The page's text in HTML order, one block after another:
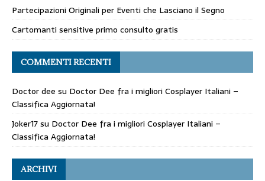
Partecipazioni Originali per Eventi che Lasciano il Segno
Cartomanti sensitive primo consulto gratis
COMMENTI RECENTI
Doctor dee su Doctor Dee fra i migliori Cosplayer Italiani –
Classifica Aggiornata!
Joker17su Doctor Dee fra i migliori Cosplayer Italiani –
Classifica Aggiornata!
ARCHIVI